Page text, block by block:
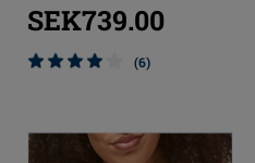
SEK739.00
(6)